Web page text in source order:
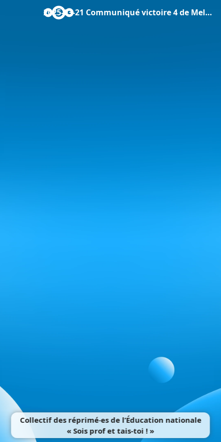
2025-03-21 Communiqué victoire 4 de Melle.pdf
Collectif des réprimé‧es de l’Éducation nationale
« Sois prof et tais-toi ! »